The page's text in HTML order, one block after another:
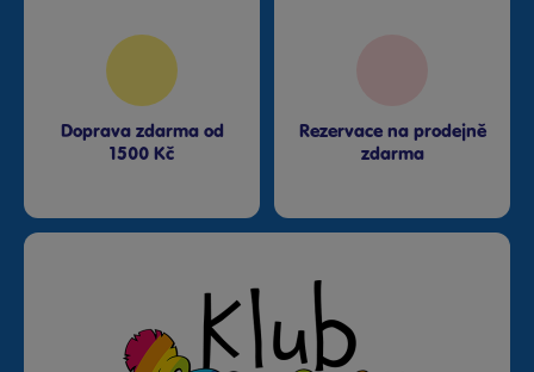
Doprava zdarma od
1500 Kč
Rezervace na prodejně
zdarma